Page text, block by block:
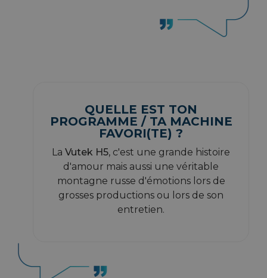
QUELLE EST TON
PROGRAMME / TA MACHINE
FAVORI(TE) ?
La Vutek H5, c'est une grande histoire
d'amour mais aussi une véritable
montagne russe d'émotions lors de
grosses productions ou lors de son
entretien.